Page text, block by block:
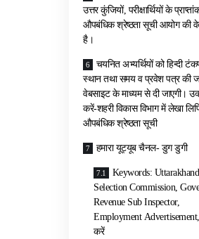
उत्तर कुंजियों, परीक्षार्थियों के
औपबंधिक श्रेष्ठता सूची आयोग की
है।
चयनित अभ्यर्थियों को हिन्दी
स्थान तथा समय व प्रवेश पत्र की
वेबसाइट के माध्यम से दी जाएगी।
करें-शहरी विकास विभाग में लेखा
औपबंधिक श्रेष्ठता सूची
हमारा यूट्यूब चैनल- डुग डुगी
Keywords:
Selection Commission,
Revenue Sub Inspector,
Employment Advertisement,
करें